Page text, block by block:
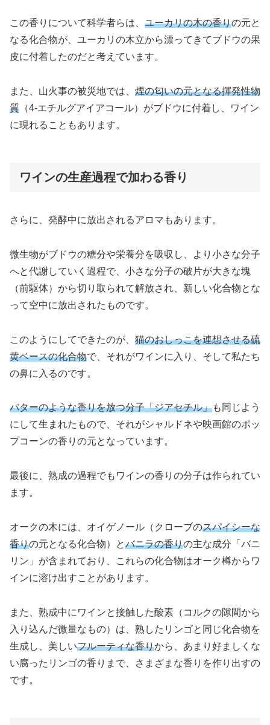
この香りについて科学者らは、 ユーカリの木の香りの元と
なる化合物が、ユーカリの木立から漂ってきてブドウの果
皮に付着したのだと考えています。
また、山火事の被災地では、 煙の匂いの元となる揮発性物
質 （4-エチルグアイアコール）がブドウに付着し、ワイン
に現れることもあります。
ワインの生産過程で加わる香り
さらに、発酵中に放出されるアロマもあります。
微生物がブドウの糖分や栄養分を吸収し、より小さな分子
へと代謝していく過程で、小さな分子の破片が大きな塊
（前駆体）から切り取られて解放され、新しい化合物とな
って空中に放出されたものです。
このようにしてできたのが、 猫のおしっこを連想させる硫
黄ベースの化合物で、それがワインに入り、そして私たち
の鼻に入るのです。
バターのような香りを放つ分子「ジアセチル」も同じよう
にして生まれたもので、それがシャルドネや映画館のポッ
プコーンの香りの元となっています。
最後に、熟成の過程でもワインの香りの分子は作られてい
ます。
オークの木には、オイゲノール（クローブのスパイシーな
香りの元となる化合物）とバニラの香りの主な成分「バニ
リン」が含まれており、これらの化合物はオーク樽からワ
インに溶け出すことがあります。
また、熟成中にワインと接触した酸素（コルクの隙間から
入り込んだ微量なもの）は、熟したリンゴと同じ化合物を
生成し、美しいフルーティな香りから、あまり好ましくな
い腐ったリンゴの香りまで、さまざまな香りを作り出すの
です。